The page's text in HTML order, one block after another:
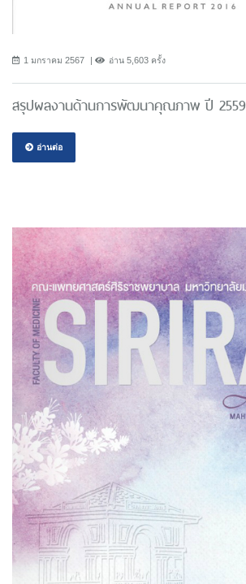
1 มกราคม 2567 อ่าน 5,603 ครั้ง
สรุปผลงานด้านการพัฒนาคุณภาพ ปี 2559
อ่านต่อ